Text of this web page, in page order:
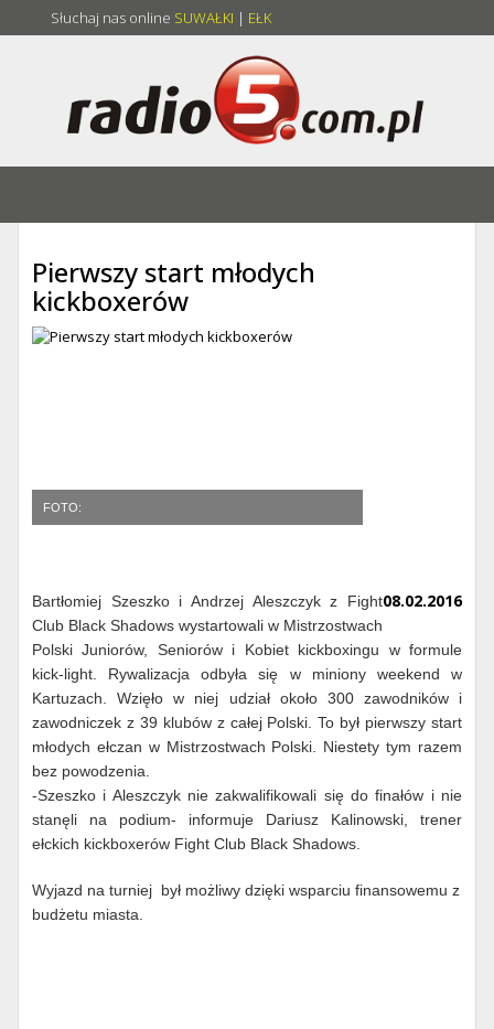
Słuchaj nas online SUWAŁKI | EŁK
Pierwszy start młodych
kickboxerów
FOTO:
08.02.2016
Bartłomiej Szeszko i Andrzej Aleszczyk z Fight
Club Black Shadows wystartowali w Mistrzostwach
Polski Juniorów, Seniorów i Kobiet kickboxingu w formule
kick-light. Rywalizacja odbyła się w miniony weekend w
Kartuzach. Wzięło w niej udział około 300 zawodników i
zawodniczek z 39 klubów z całej Polski. To był pierwszy start
młodych ełczan w Mistrzostwach Polski. Niestety tym razem
bez powodzenia.
-Szeszko i Aleszczyk nie zakwalifikowali się do finałów i nie
stanęli na podium- informuje Dariusz Kalinowski, trener
ełckich kickboxerów Fight Club Black Shadows.
Wyjazd na turniej był możliwy dzięki wsparciu finansowemu z
budżetu miasta.